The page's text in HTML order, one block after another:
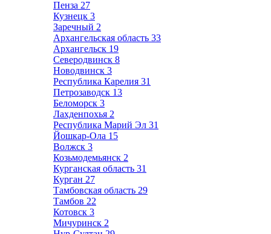
Пенза 27
Кузнецк 3
Заречный 2
Архангельская область 33
Архангельск 19
Северодвинск 8
Новодвинск 3
Республика Карелия 31
Петрозаводск 13
Беломорск 3
Лахденпохья 2
Республика Марий Эл 31
Йошкар-Ола 15
Волжск 3
Козьмодемьянск 2
Курганская область 31
Курган 27
Тамбовская область 29
Тамбов 22
Котовск 3
Мичуринск 2